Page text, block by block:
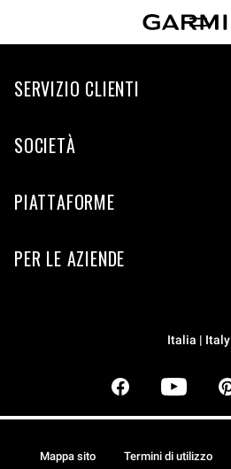
SERVIZIO CLIENTI
SOCIETÀ
PIATTAFORME
PER LE AZIENDE
Italia | Italy
Mappa sito Termini di utilizzo